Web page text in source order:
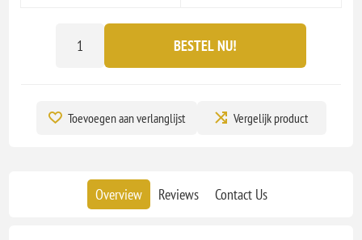
BESTEL NU!
Toevoegen aan verlanglijst Vergelijk product
Overview Reviews Contact Us